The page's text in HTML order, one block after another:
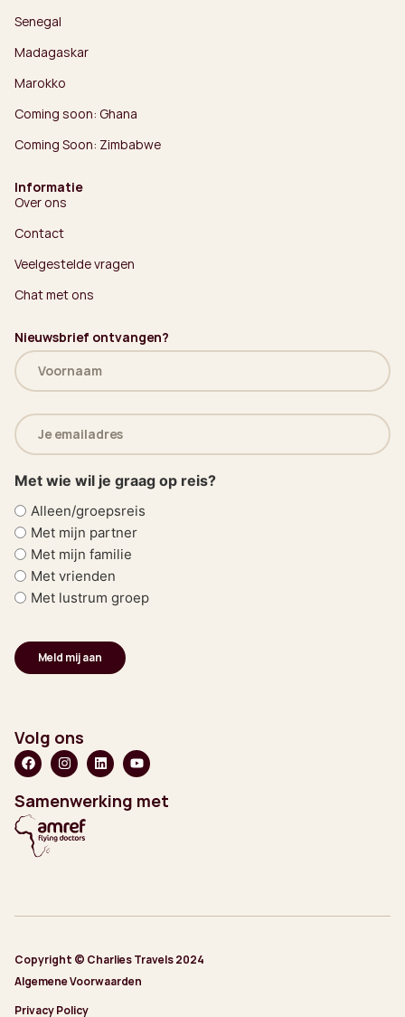
Senegal
Madagaskar
Marokko
Coming soon: Ghana
Coming Soon: Zimbabwe
Informatie
Over ons
Contact
Veelgestelde vragen
Chat met ons
Nieuwsbrief ontvangen?
Naam
(Vereist)
E-
mailadres
(Vereist)
Met wie wil je graag op reis?
Alleen/groepsreis
Met mijn partner
Met mijn familie
Met vrienden
Met lustrum groep
Volg ons
Samenwerking met
Copyright © Charlies Travels 2024
Algemene Voorwaarden
Privacy Policy